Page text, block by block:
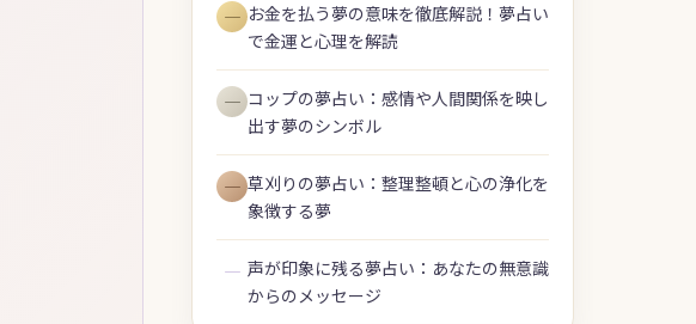
― お金を払う夢の意味を徹底解説！夢占い
で金運と心理を解読
― コップの夢占い：感情や人間関係を映し
出す夢のシンボル
― 草刈りの夢占い：整理整頓と心の浄化を
象徴する夢
― 声が印象に残る夢占い：あなたの無意識
からのメッセージ